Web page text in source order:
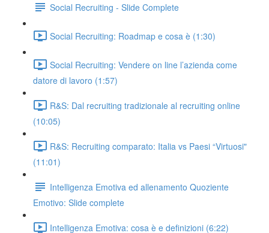
Social Recruiting - Slide Complete
Social Recruiting: Roadmap e cosa è (1:30)
Social Recruiting: Vendere on line l’azienda come
datore di lavoro (1:57)
R&S: Dal recruiting tradizionale al recruiting online
(10:05)
R&S: Recruiting comparato: Italia vs Paesi “Virtuosi"
(11:01)
Intelligenza Emotiva ed allenamento Quoziente
Emotivo: Slide complete
Intelligenza Emotiva: cosa è e definizioni (6:22)